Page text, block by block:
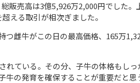
販売高は3億5,926万2,000円でした。
える取引が相次ぎました。
雌牛がこの日の最高価格、 165万
れている。その分、子牛の体格もし
の発育を確保することが重要だと思